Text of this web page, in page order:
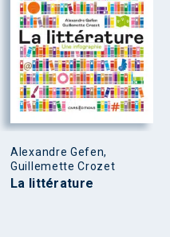
Alexandre Gefen,
Guillemette Crozet
La littérature